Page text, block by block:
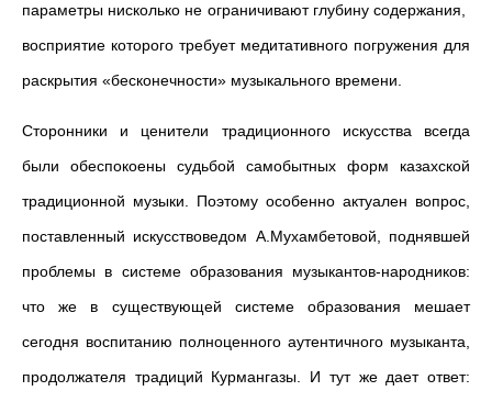
параметры нисколько не ограничивают глубину содержания,
восприятие которого требует медитативного погружения для
раскрытия «бесконечности» музыкального времени.
Сторонники и ценители традиционного искусства всегда
были обеспокоены судьбой самобытных форм казахской
традиционной музыки. Поэтому особенно актуален вопрос,
поставленный искусствоведом А.Мухамбетовой, поднявшей
проблемы в системе образования музыкантов-народников:
что же в существующей системе образования мешает
сегодня воспитанию полноценного аутентичного музыканта,
продолжателя традиций Курмангазы. И тут же дает ответ: